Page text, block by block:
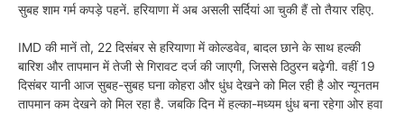
सुबह शाम गर्म कपड़े पहनें. हरियाणा में अब असली सर्दियां आ चुकी हैं तो तैयार रहिए.
IMD की मानें तो, 22 दिसंबर से हरियाणा में कोल्डवेव, बादल छाने के साथ हल्की
बारिश और तापमान में तेजी से गिरावट दर्ज की जाएगी, जिससे ठिठुरन बढ़ेगी. वहीं 19
दिसंबर यानी आज सुबह-सुबह घना कोहरा और धुंध देखने को मिल रही है ओर न्यूनतम
तापमान कम देखने को मिल रहा है. जबकि दिन में हल्का-मध्यम धुंध बना रहेगा ओर हवा